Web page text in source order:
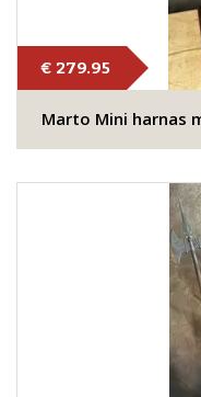
€ 279.95
Marto Mini harnas